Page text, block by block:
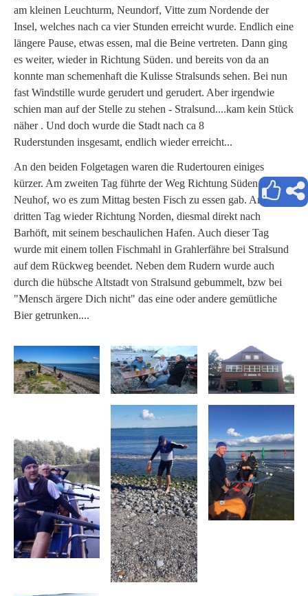
am kleinen Leuchturm, Neundorf, Vitte zum Nordende der
Insel, welches nach ca vier Stunden erreicht wurde. Endlich eine
längere Pause, etwas essen, mal die Beine vertreten. Dann ging
es weiter, wieder in Richtung Süden. und bereits von da an
konnte man schemenhaft die Kulisse Stralsunds sehen. Bei nun
fast Windstille wurde gerudert und gerudert. Aber irgendwie
schien man auf der Stelle zu stehen - Stralsund....kam kein Stück
näher . Und doch wurde die Stadt nach ca 8
Ruderstunden insgesamt, endlich wieder erreicht...
An den beiden Folgetagen waren die Rudertouren einiges
kürzer. Am zweiten Tag führte der Weg Richtung Süden nach
Neuhof, wo es zum Mittag besten Fisch zu essen gab. Am
dritten Tag wieder Richtung Norden, diesmal direkt nach
Barhöft, mit seinem beschaulichen Hafen. Auch dieser Tag
wurde mit einem tollen Fischmahl in Grahlerfähre bei Stralsund
auf dem Rückweg beendet. Neben dem Rudern wurde auch
durch die hübsche Altstadt von Stralsund gebummelt, bzw bei
"Mensch ärgere Dich nicht" das eine oder andere gemütliche
Bier getrunken....